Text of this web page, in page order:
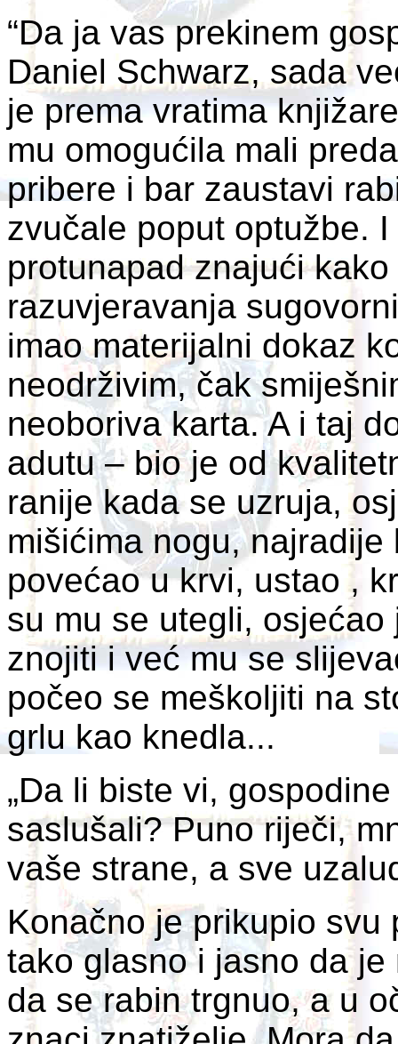
“Da ja vas prekinem
Daniel Schwarz, sada
je prema vratima
mu omogućila mali
pribere i bar zaustavi
zvučale poput optužbe.
protunapad znajući
razuvjeravanja
imao materijalni dokaz
neodrživim, čak
neoboriva karta. A i taj
adutu – bio je od
ranije kada se uzruja,
mišićima nogu,
povećao u krvi, ustao ,
su mu se utegli,
znojiti i već mu se
počeo se meškoljiti na
grlu kao knedla...
„Da li biste vi,
saslušali? Puno riječi,
vaše strane, a sve
Konačno je prikupio
tako glasno i jasno da
da se rabin trgnuo, a u